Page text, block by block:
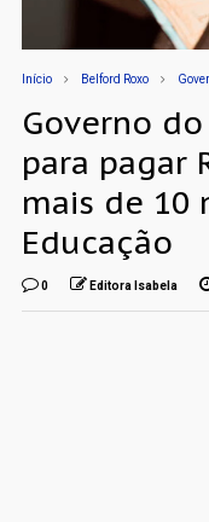
Início Belford Roxo
Governo
para pagar
mais de 10
Educação
0 Editora Isabela